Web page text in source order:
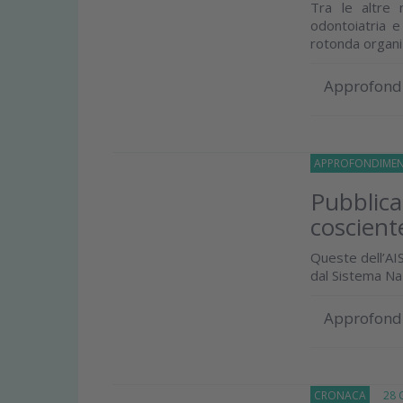
Tra le altre
odontoiatria
rotonda
Queste
dal Sistema
CRONACA 28